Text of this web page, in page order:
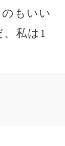
もいい
私は1